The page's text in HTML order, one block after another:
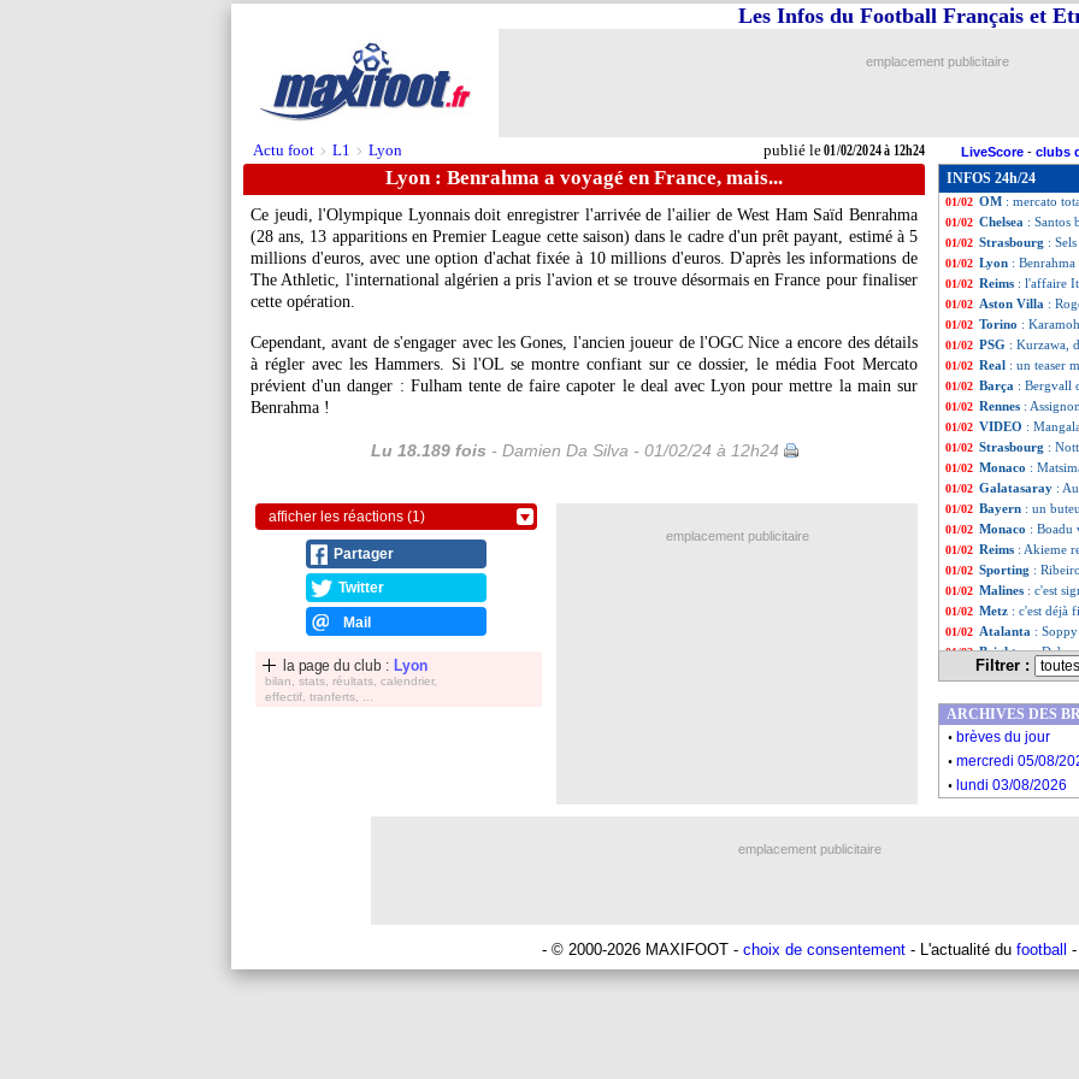
Actu foot > L1 > Lyon publié le01/02/2024 à 12h24
Les Infos du Football Français et
emplacement publicitaire
LiveScore - clubs
Lyon : Benrahma a voyagé en France, mais...
Ce jeudi, l'Olympique Lyonnais doit enregistrer l'arrivée de l'ailier de West Ham Saïd Benrahma
(28 ans, 13 apparitions en Premier League cette saison) dans le cadre d'un prêt payant, estimé à 5
millions d'euros, avec une option d'achat fixée à 10 millions d'euros. D'après les informations de
The Athletic, l'international algérien a pris l'avion et se trouve désormais en France pour finaliser
cette opération.
Cependant, avant de s'engager avec les Gones, l'ancien joueur de l'OGC Nice a encore des détails
à régler avec les Hammers. Si l'OL se montre confiant sur ce dossier, le média Foot Mercato
prévient d'un danger : Fulham tente de faire capoter le deal avec Lyon pour mettre la main sur
Benrahma !
Lu 18.189 fois - Damien Da Silva - 01/02/24 à 12h24
afficher les réactions (1)
Partager
Twitter
Mail
la page du club : Lyon
bilan, stats, réultats, calendrier,
effectif, tranferts, ...
INFOS 24h/24
01/02 PSG: Enrique ne
01/02 Monaco
01/02 Getafe: Ünal
01/02 Nantes: Haïdara
01/02 OM : mercato
01/02 Chelsea : Santos
01/02 Strasbourg :
01/02 Lyon : Benrahma
01/02 Reims : l'affaire
01/02 Aston Villa :
01/02 Torino :
01/02 PSG : Kurzawa,
01/02 Real : un teaser
01/02 Barça : Bergvall
01/02 Rennes :
01/02 VIDEO :
01/02 Strasbourg :
01/02 Monaco :
01/02 Galatasaray :
01/02 Bayern : un
01/02 Monaco : Boadu
01/02 Reims : Akieme
01/02 Sporting :
01/02 Malines : c'est
01/02 Metz : c'est déjà
01/02 Atalanta :
01/02 Brighton:
OM: Vitinha
01/02 Bayern : 4,5 M€
01/02 Brest: Stuttgart
Montpellier:
01/02 OM: Clauss ne
Filtrer :
emplacement publicitaire
ARCHIVES DES
. brèves du jour
. mercredi 05/08/
. lundi 03/08/2026
emplacement publicitaire
- © 2000-2026 MAXIFOOT - choix de consentement - L'actualité du football -